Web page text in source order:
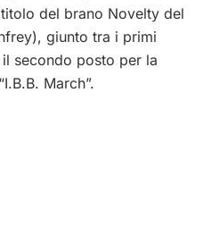
del brano Novelty del
giunto tra i primi
secondo posto per la
March”.